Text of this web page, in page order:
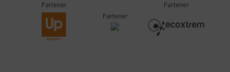
Partener
Partener
Partener